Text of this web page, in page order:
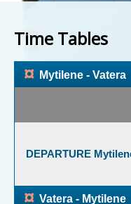
Time Tables
¤ Mytilene - Vatera
DEPARTURE
¤ Vatera - Mytilene